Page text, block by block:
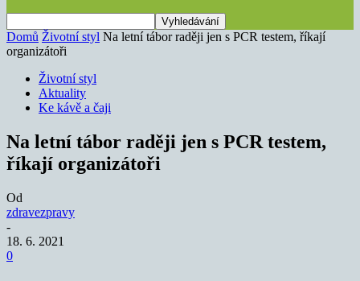
Domů Životní styl Na letní tábor raději jen s PCR testem, říkají
organizátoři
Životní styl
Aktuality
Ke kávě a čaji
Na letní tábor raději jen s PCR testem,
říkají organizátoři
Od
zdravezpravy
-
18. 6. 2021
0